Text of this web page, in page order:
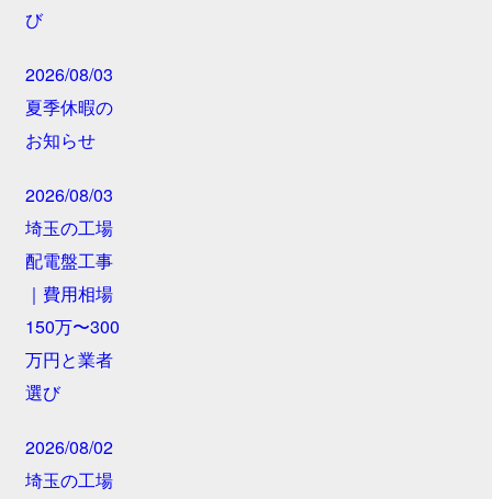
び
2026/08/03
夏季休暇の
お知らせ
2026/08/03
埼玉の工場
配電盤工事
｜費用相場
150万〜300
万円と業者
選び
2026/08/02
埼玉の工場